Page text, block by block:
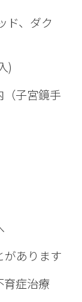
ド、ダク
)
子宮鏡手
があります
育症治療